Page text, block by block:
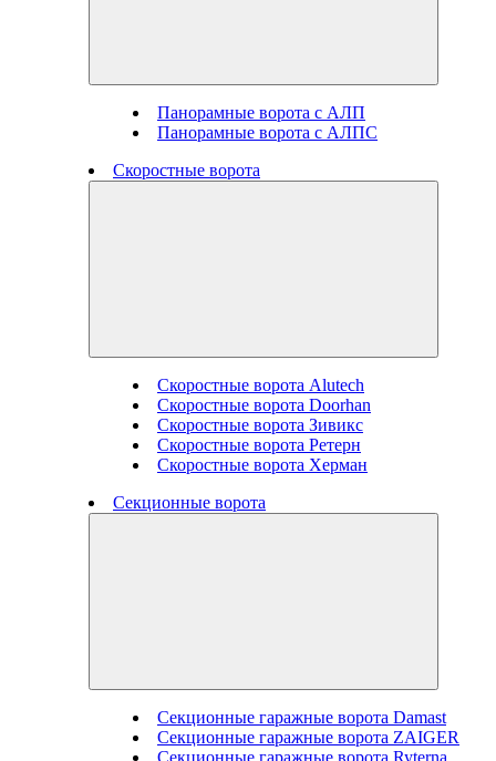
Панорамные ворота с АЛП
Панорамные ворота с АЛПС
Скоростные ворота
Скоростные ворота Alutech
Скоростные ворота Doorhan
Скоростные ворота Зивикс
Скоростные ворота Ретерн
Скоростные ворота Херман
Секционные ворота
Секционные гаражные ворота Damast
Секционные гаражные ворота ZAIGER
Секционные гаражные ворота Ryterna